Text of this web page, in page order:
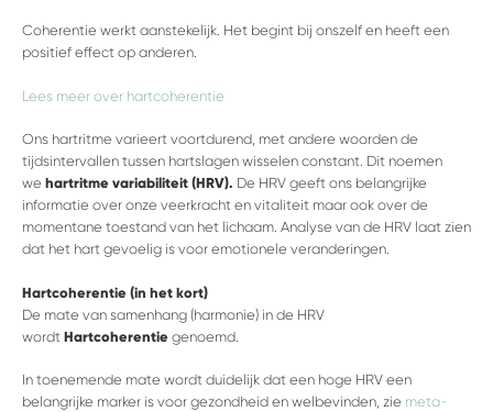
Coherentie werkt aanstekelijk. Het begint bij onszelf en heeft een
positief effect op anderen.
Lees meer over hartcoherentie
Ons hartritme varieert voortdurend, met andere woorden de
tijdsintervallen tussen hartslagen wisselen constant. Dit noemen
we hartritme variabiliteit (HRV). De HRV geeft ons belangrijke
informatie over onze veerkracht en vitaliteit maar ook over de
momentane toestand van het lichaam. Analyse van de HRV laat zien
dat het hart gevoelig is voor emotionele veranderingen.
Hartcoherentie (in het kort)
De mate van samenhang (harmonie) in de HRV
wordt Hartcoherentie genoemd.
In toenemende mate wordt duidelijk dat een hoge HRV een
belangrijke marker is voor gezondheid en welbevinden, zie meta-